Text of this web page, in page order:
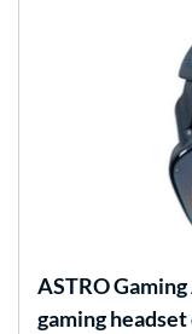
ASTRO Gaming
gaming